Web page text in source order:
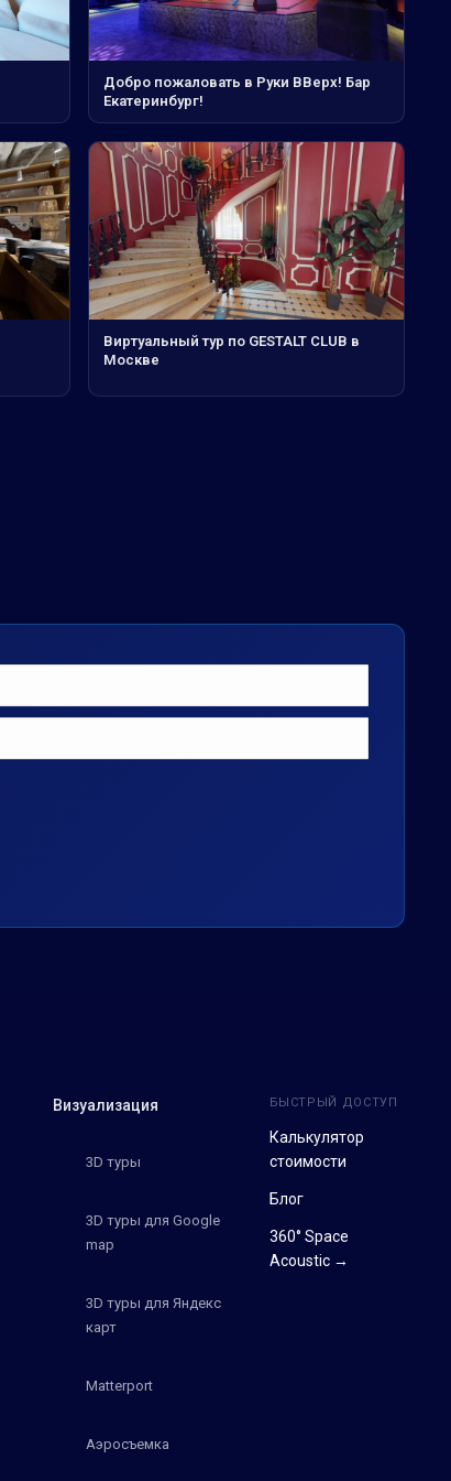
Добро пожаловать в Руки ВВерх! Бар
Екатеринбург!
Виртуальный тур по GESTALT CLUB в
Москве
Визуализация
3D туры
3D туры для Google
map
3D туры для Яндекс
карт
Matterport
Аэросъемка
БЫСТРЫЙ ДОСТУП
Калькулятор
стоимости
Блог
360° Space
Acoustic →